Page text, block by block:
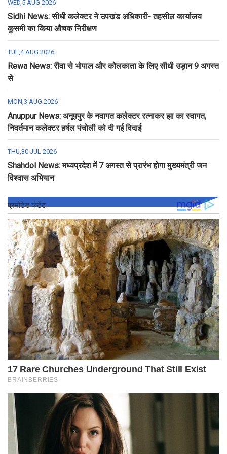
WED,5 AUG 2026
Sidhi News: सीधी कलेक्टर ने उपखंड अधिकारी- तहसील कार्यालय
कुसमी का किया औचक निरीक्षण
TUE,4 AUG 2026
Rewa News: रीवा से भोपाल और कोलकाता के लिए सीधी उड़ान 9 अगस्त
से
MON,3 AUG 2026
Anuppur News: अनूपपुर के नवागत कलेक्टर रत्नाकर झा का स्वागत,
निवर्तमान कलेक्टर हर्षल पंचोली को दी गई विदाई
THU,30 JUL 2026
Shahdol News: मध्यप्रदेश में 7 अगस्त से प्रारंभ होगा मुख्यमंत्री जन
विश्वास अभियान